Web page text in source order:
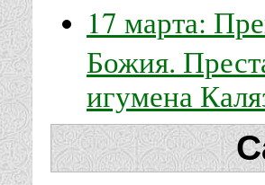
17 марта:
Божия.
игумена